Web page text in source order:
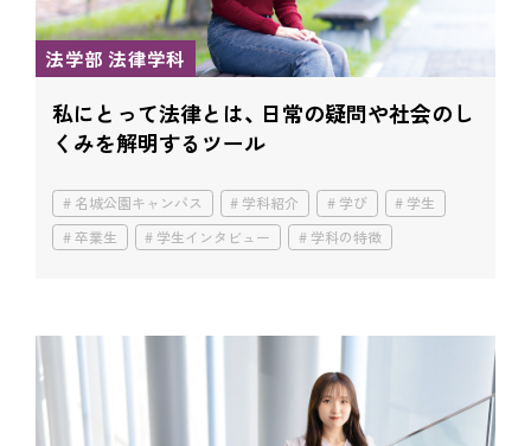
法学部 法律学科
私にとって法律とは、 日常の疑問や社会のし
くみを解明するツール
名城公園キャンパス 学科紹介 学び
学生
卒業生
学生インタビュー 学科の特徴